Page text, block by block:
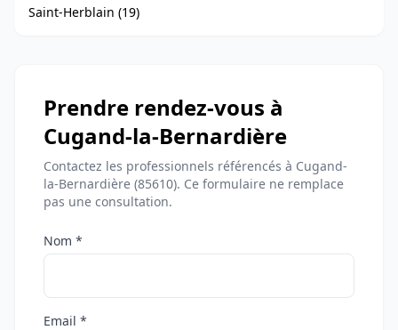
Saint-Herblain (19)
Prendre rendez-vous à
Cugand-la-Bernardière
Contactez les professionnels référencés à Cugand-
la-Bernardière (85610). Ce formulaire ne remplace
pas une consultation.
Nom *
Email *